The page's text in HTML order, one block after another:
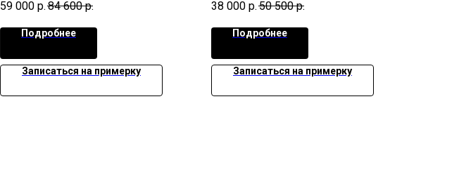
59 000 р. 84 600 р.
Подробнее
Записаться на примерку
38 000 р. 50 500 р.
Подробнее
Записаться на примерку